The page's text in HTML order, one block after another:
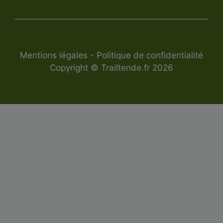
Copyright © Trailtende.fr 2026
Mentions légales - Politique de confidentialité